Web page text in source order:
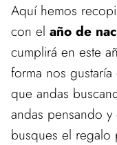
Aquí hemos
con el año de
cumplirá en este
forma nos
que andas
andas pensando
busques el regalo